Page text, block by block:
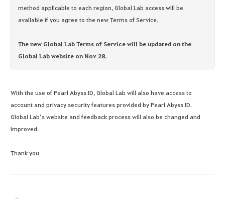
method applicable to each region, Global Lab access will be
available if you agree to the new Terms of Service.
The new Global Lab Terms of Service will be updated on the
Global Lab website on Nov 28.
With the use of Pearl Abyss ID, Global Lab will also have access to
account and privacy security features provided by Pearl Abyss ID.
Global Lab’s website and feedback process will also be changed and
improved.
Thank you.